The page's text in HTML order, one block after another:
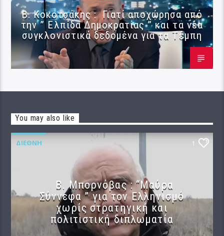
Β. Κοκοτσάκης : Γιατί αποχώρησα από
την ” Ελπίδα Δημοκρατίας ” και τα νέα
συγκλονιστικά δεδομένα για τα Τέμπη
You may also like
ΔΙΕΘΝΉ 1
B. Μπορνόβας : “Μαύρα
Σύννεφα ” για τον Ελληνισμό
χωρίς στρατηγική και
πολιτιστική διπλωματία